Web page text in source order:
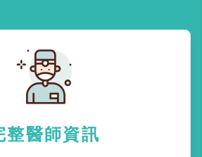
整醫師資訊